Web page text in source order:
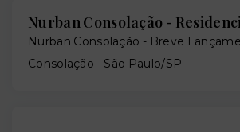
Nurban Consolação -
Nurban Consolação - Breve
Consolação - São Paulo/SP